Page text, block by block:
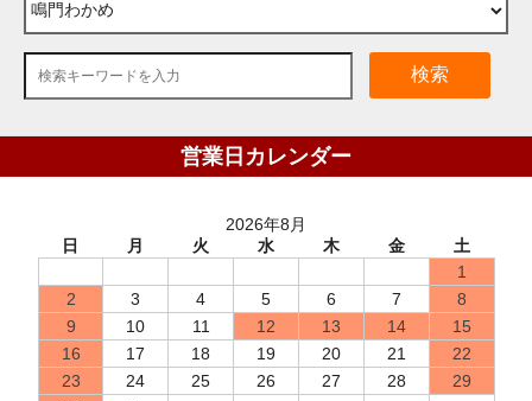
検索
営業日カレンダー
2026年8月
日
月 火 水 木 金
土
1
2
3 4 5 6 7
8
9
10 11 12 13 14
15
16
17 18 19 20 21
22
23
24 25 26 27 28
29